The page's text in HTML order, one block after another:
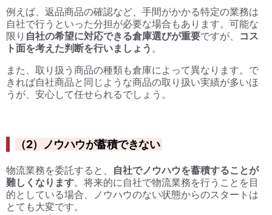
例えば、返品商品の確認など、手間がかかる特定の業務は
自社で行うといった分担が必要な場合もあります。可能な
限り 自社の希望に対応できる倉庫選びが重要ですが、 コス
ト面を考えた判断を行いましょう 。
また、取り扱う商品の種類も倉庫によって異なります。で
きれば自社商品と同じような商品の取り扱い実績が多いほ
うが、安心して任せられるでしょう。
（2）ノウハウが蓄積できない
物流業務を委託すると、 自社でノウハウを蓄積することが
難しくなります。将来的に自社で物流業務を行うことを目
的としている場合、ノウハウのない状態からのスタートは
とても大変です。